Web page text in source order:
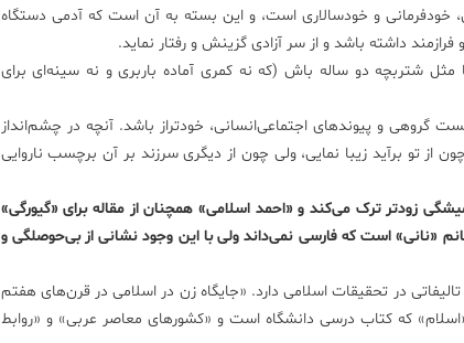
خودفرمانی و خودسالاری است، و این بسته به آن است که آدمی دستگاه
داشته باشد و از سر آزادی گزینش و رفتار نماید.
شتربچه دو ساله باش (که نه کمری آماده باربری و نه سینه‌ای برای
گروهی و پیوندهای اجتماعی‌انسانی، خودتراز باشد. آنچه در چشم‌انداز
تو برآید زیبا نمایی، ولی چون از دیگری سرزند بر آن برچسب ناروایی
زود‌تر ترک می‌کند و «احمد اسلامی» همچنان از مقاله برای «گیورگی»
«نانی» است که فارسی نمی‌داند ولی با این وجود نشانی از بی‌حوصلگی و
در تحقیقات اسلامی دارد. «جایگاه زن در اسلامی در قرن‌های هفتم
که کتاب درسی دانشگاه است و «کشورهای معاصر عربی» و «روابط